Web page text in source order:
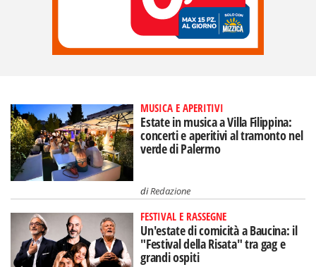
MUSICA E APERITIVI
Estate in musica a Villa Filippina:
concerti e aperitivi al tramonto nel
verde di Palermo
diRedazione
FESTIVAL E RASSEGNE
Un'estate di comicità a Baucina: il
"Festival della Risata" tra gag e
grandi ospiti